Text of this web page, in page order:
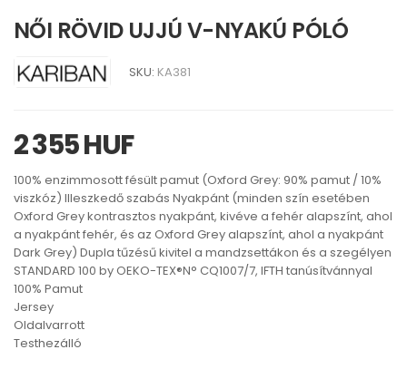
NŐI RÖVID UJJÚ V-NYAKÚ PÓLÓ
SKU: KA381
2 355 HUF
100% enzimmosott fésült pamut (Oxford Grey: 90% pamut / 10%
viszkóz) Illeszkedő szabás Nyakpánt (minden szín esetében
Oxford Grey kontrasztos nyakpánt, kivéve a fehér alapszínt, ahol
a nyakpánt fehér, és az Oxford Grey alapszínt, ahol a nyakpánt
Dark Grey) Dupla tűzésű kivitel a mandzsettákon és a szegélyen
STANDARD 100 by OEKO-TEX®N° CQ1007/7, IFTH tanúsítvánnyal
100% Pamut
Jersey
Oldalvarrott
Testhezálló